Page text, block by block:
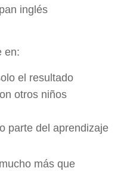
inglés
en:
el resultado
otros niños
parte del aprendizaje
más que